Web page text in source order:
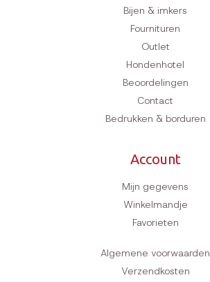
Bijen & imkers
Fournituren
Outlet
Hondenhotel
Beoordelingen
Contact
Bedrukken & borduren
Account
Mijn gegevens
Winkelmandje
Favorieten
Algemene voorwaarden
Verzendkosten